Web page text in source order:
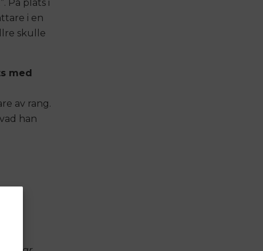
På plats i
i en
skulle
med
av rang.
han